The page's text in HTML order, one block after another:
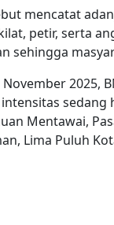
mencatat
petir, serta
sehingga
November 2025,
intensitas
Mentawai,
Lima Puluh